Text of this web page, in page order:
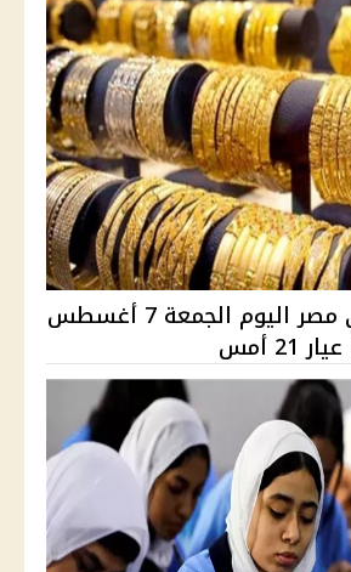
سعر الذهب في مصر اليوم الجمعة 7 أغسطس